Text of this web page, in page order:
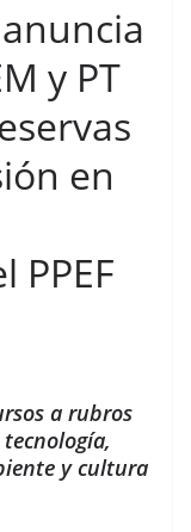
y PT
en
PPEF
a rubros
y cultura